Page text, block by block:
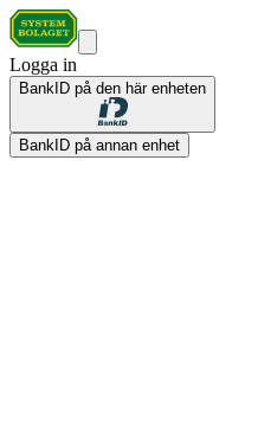
Logga in
BankID på den här enheten
BankID på annan enhet